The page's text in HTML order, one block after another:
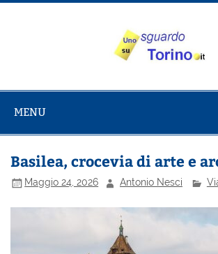
Salta
su
MENU
Basilea, crocevia di arte e
Maggio 24, 2026 Antonio Nesci